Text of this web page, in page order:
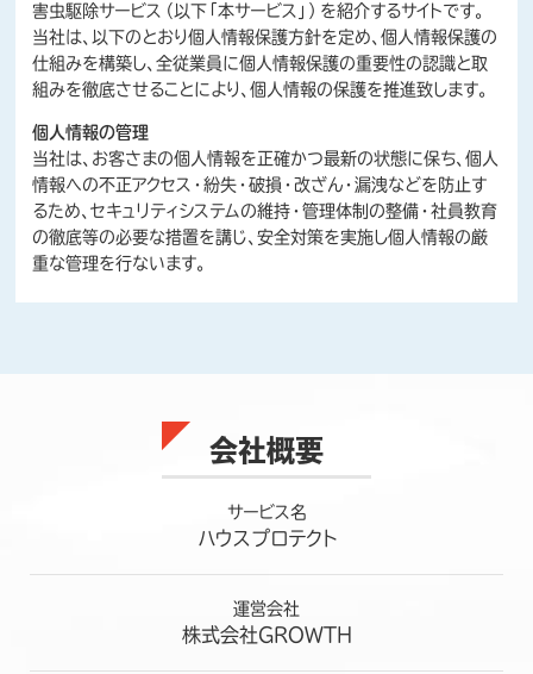
害虫駆除サービス（以下「本サービス」）を紹介するサイトです。
当社は、以下のとおり個人情報保護方針を定め、個人情報保護の
仕組みを構築し、全従業員に個人情報保護の重要性の認識と取
組みを徹底させることにより、個人情報の保護を推進致します。
個人情報の管理
当社は、お客さまの個人情報を正確かつ最新の状態に保ち、個人
情報への不正アクセス・紛失・破損・改ざん・漏洩などを防止す
るため、セキュリティシステムの維持・管理体制の整備・社員教育
の徹底等の必要な措置を講じ、安全対策を実施し個人情報の厳
重な管理を行ないます。
個人情報の利用目的
・本サービスの提供
・サイト利用者のトラフィック測定および行動測定
個人情報の第三者への開示・提供の禁止
・お客さまの同意がある場合
会社概要
サービス名
ハウスプロテクト
運営会社
株式会社GROWTH